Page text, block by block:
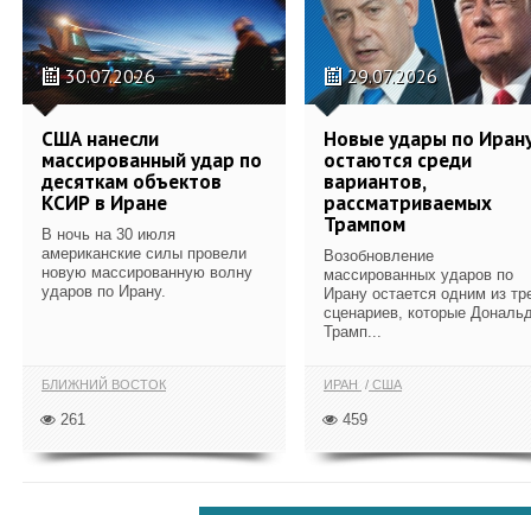
30.07.2026
США нанесли
массированный удар по
десяткам объектов
КСИР в Иране
В ночь на 30 июля
американские силы провели
новую массированную волну
ударов по Ирану.
БЛИЖНИЙ ВОСТОК
261
29.07.2026
Новые удары по
остаются среди
вариантов,
рассматриваемых
Трампом
Возобновление
массированных ударов по
Ирану остается одним из
сценариев, которые
Трамп...
ИРАН США
459